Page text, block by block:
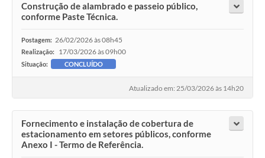
Construção de alambrado e passeio público,
conforme Paste Técnica.
Postagem: 26/02/2026 às 08h45
Realização: 17/03/2026 às 09h00
Situação: CONCLUÍDO
Atualizado em: 25/03/2026 às 14h20
Fornecimento e instalação de cobertura de
estacionamento em setores públicos, conforme
Anexo I - Termo de Referência.